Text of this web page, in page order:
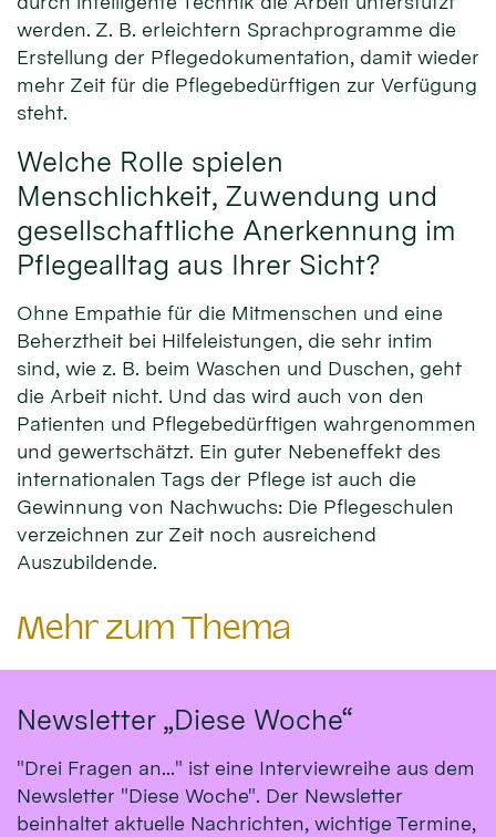
werden. Z. B. erleichtern Sprachprogramme die
Erstellung der Pflegedokumentation, damit wieder
mehr Zeit für die Pflegebedürftigen zur Verfügung
steht.
Welche Rolle spielen
Menschlichkeit, Zuwendung und
gesellschaftliche Anerkennung im
Pflegealltag aus Ihrer Sicht?
Ohne Empathie für die Mitmenschen und eine
Beherztheit bei Hilfeleistungen, die sehr intim
sind, wie z. B. beim Waschen und Duschen, geht
die Arbeit nicht. Und das wird auch von den
Patienten und Pflegebedürftigen wahrgenommen
und gewertschätzt. Ein guter Nebeneffekt des
internationalen Tags der Pflege ist auch die
Gewinnung von Nachwuchs: Die Pflegeschulen
verzeichnen zur Zeit noch ausreichend
Auszubildende.
Mehr zum Thema
Newsletter „Diese Woche“
"Drei Fragen an..." ist eine Interviewreihe aus dem
Newsletter "Diese Woche". Der Newsletter
beinhaltet aktuelle Nachrichten, wichtige Termine,